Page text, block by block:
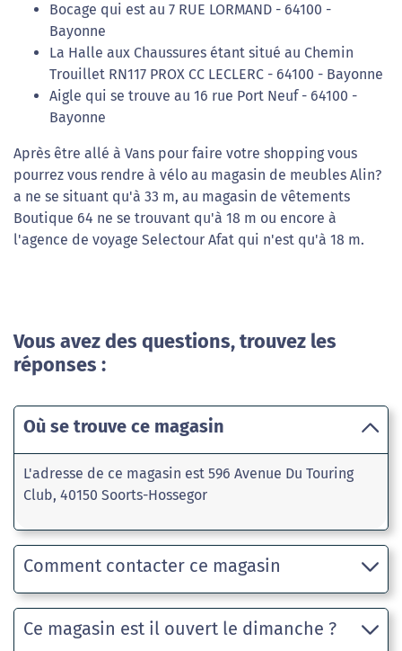
Bocage qui est au 7 RUE LORMAND - 64100 -
Bayonne
La Halle aux Chaussures étant situé au Chemin
Trouillet RN117 PROX CC LECLERC - 64100 - Bayonne
Aigle qui se trouve au 16 rue Port Neuf - 64100 -
Bayonne
Après être allé à Vans pour faire votre shopping vous
pourrez vous rendre à vélo au magasin de meubles Alin?
a ne se situant qu'à 33 m, au magasin de vêtements
Boutique 64 ne se trouvant qu'à 18 m ou encore à
l'agence de voyage Selectour Afat qui n'est qu'à 18 m.
Vous avez des questions, trouvez les
réponses :
Où se trouve ce magasin
L'adresse de ce magasin est 596 Avenue Du Touring
Club, 40150 Soorts-Hossegor
Comment contacter ce magasin
Ce magasin est il ouvert le dimanche ?